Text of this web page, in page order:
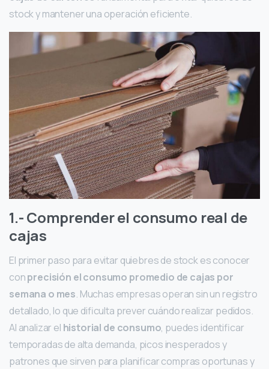
stock y mantener una operación eficiente.
1.- Comprender el consumo real de
cajas
El primer paso para evitar quiebres de stock es conocer
conprecisión el consumo promedio de cajas por
semana o mes. Muchas empresas operan sin un registro
detallado, lo que dificulta prever cuándo realizar pedidos.
Al analizar el historial de consumo, puedes identificar
temporadas de alta demanda, picos inesperados y
patrones que sirven para planificar compras oportunas y